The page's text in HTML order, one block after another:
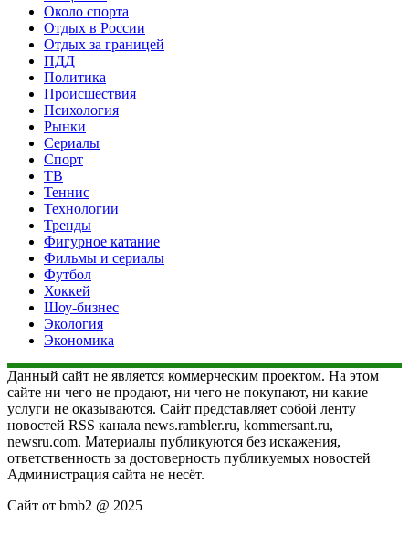
Около спорта
Отдых в России
Отдых за границей
ПДД
Политика
Происшествия
Психология
Рынки
Сериалы
Спорт
ТВ
Теннис
Технологии
Тренды
Фигурное катание
Фильмы и сериалы
Футбол
Хоккей
Шоу-бизнес
Экология
Экономика
Данный сайт не является коммерческим проектом. На этом
сайте ни чего не продают, ни чего не покупают, ни какие
услуги не оказываются. Сайт представляет собой ленту
новостей RSS канала news.rambler.ru, kommersant.ru,
newsru.com. Материалы публикуются без искажения,
ответственность за достоверность публикуемых новостей
Администрация сайта не несёт.
Сайт от bmb2 @ 2025